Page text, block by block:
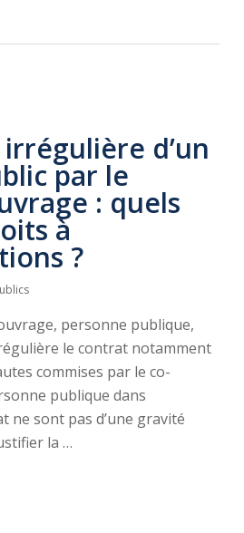
d’un
par le
: quels
à
?
personne publique,
le contrat notamment
commises par le co-
publique dans
ne sont pas d’une gravité
la …